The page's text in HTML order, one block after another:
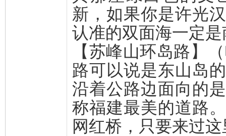
新，如果你是许光
认准的双面海一定
【苏峰山环岛路】
路可以说是东山岛
沿着公路边面向的
称福建最美的道路
网红桥，只要来过